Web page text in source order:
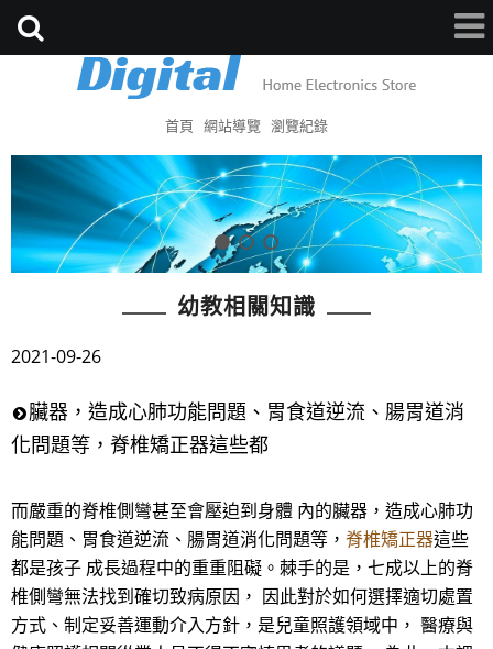
首頁 網站導覽 瀏覽紀錄
幼教相關知識
2021-09-26
臟器，造成心肺功能問題、胃食道逆流、腸胃道消
化問題等，脊椎矯正器這些都
而嚴重的脊椎側彎甚至會壓迫到身體 內的臟器，造成心肺功
能問題、胃食道逆流、腸胃道消化問題等， 脊椎矯正器這些
都是孩子 成長過程中的重重阻礙。棘手的是，七成以上的脊
椎側彎無法找到確切致病原因， 因此對於如何選擇適切處置
方式、制定妥善運動介入方針，是兒童照護領域中， 醫療與